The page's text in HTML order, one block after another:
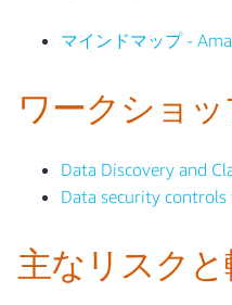
マインドマップ -
ワークショ
Data Discovery and
Data security
主なリスク